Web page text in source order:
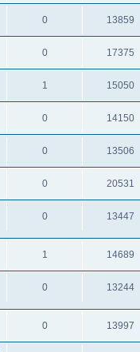
0 13859
0 17375
1 15050
0 14150
0 13506
0 20531
0 13447
1 14689
0 13244
0 13997